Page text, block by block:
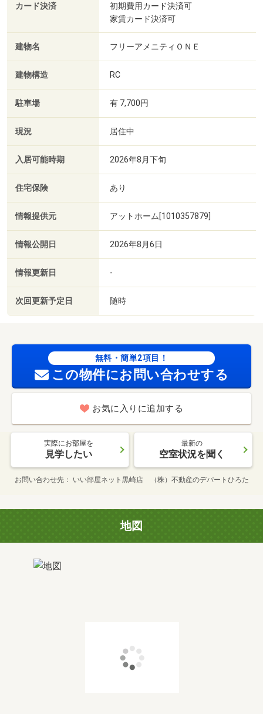
カード決済
初期費用カード決済可
家賃カード決済可
建物名 フリーアメニティＯＮＥ
建物構造 RC
駐車場 有 7,700円
現況 居住中
入居可能時期 2026年8月下旬
住宅保険 あり
情報提供元 アットホーム[1010357879]
情報公開日 2026年8月6日
情報更新日 -
次回更新予定日 随時
無料・簡単2項目！
この物件にお問い合わせする
お気に入りに追加する
実際にお部屋を
見学したい
最新の
空室状況を聞く
お問い合わせ先 いい部屋ネット黒崎店 （株）不動産のデパートひろた
地図